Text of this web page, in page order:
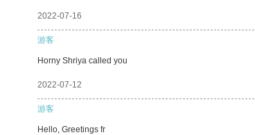
2022-07-16
游客
Horny Shriya called you
2022-07-12
游客
Hello, Greetings fr